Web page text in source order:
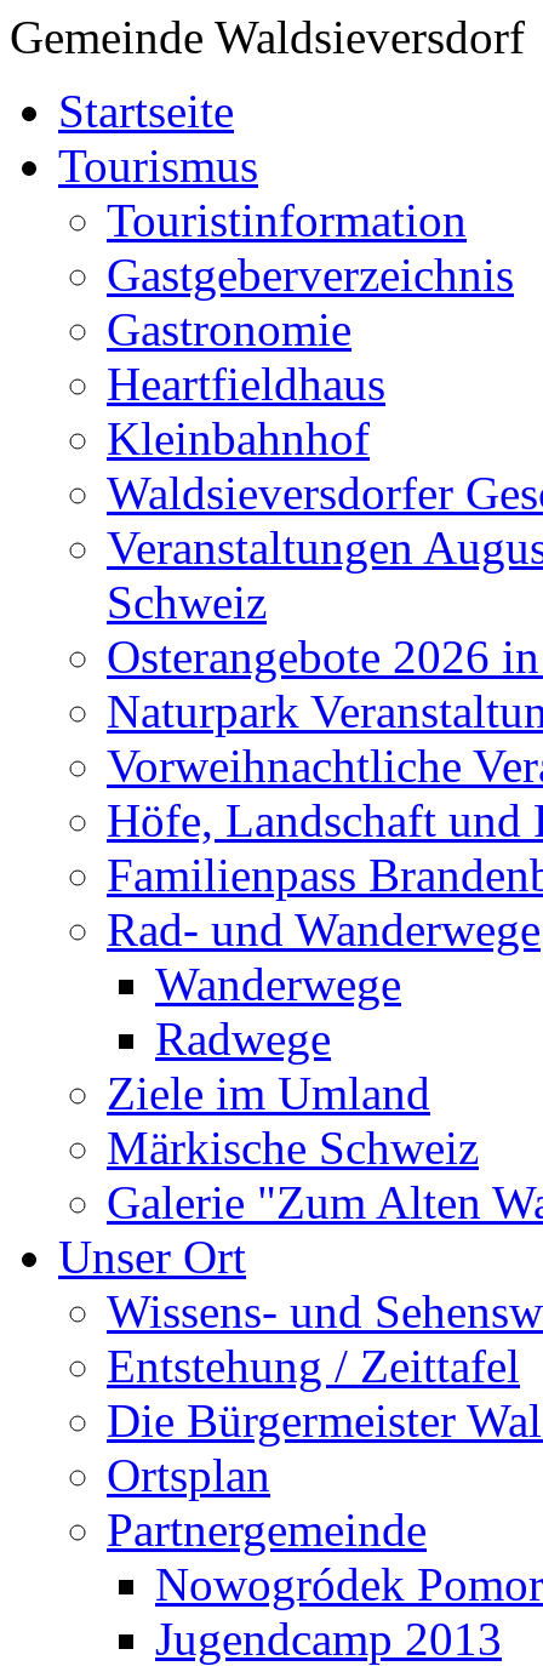
Gemeinde Waldsieversdorf
Startseite
Tourismus
Touristinformation
Gastgeberverzeichnis
Gastronomie
Heartfieldhaus
Kleinbahnhof
Waldsieversdorfer
Veranstaltungen
Schweiz
Osterangebote 2026
Naturpark
Vorweihnachtliche
Höfe, Landschaft und
Familienpass
Rad- und Wanderwege
Wanderwege
Radwege
Ziele im Umland
Märkische Schweiz
Galerie "Zum Alten
Unser Ort
Wissens- und
Entstehung / Zeittafel
Die Bürgermeister
Ortsplan
Partnergemeinde
Nowogródek
Jugendcamp 2013